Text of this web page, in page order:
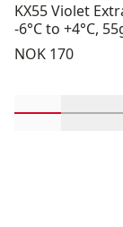
KX55 Violet
-6°C to +4°C,
Pris:
NOK 170